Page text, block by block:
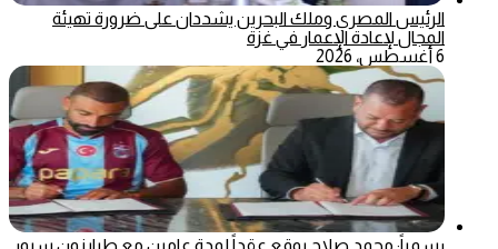
الرئيس المصري وملك البحرين يشددان على ضرورة تهيئة
المجال لإعادة الإعمار في غزة
6 أغسطس، 2026